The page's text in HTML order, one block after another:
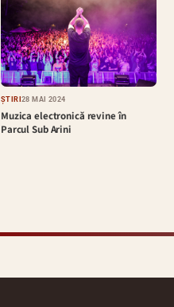
ȘTIRI28 MAI 2024
Muzica electronică revine în
Parcul Sub Arini